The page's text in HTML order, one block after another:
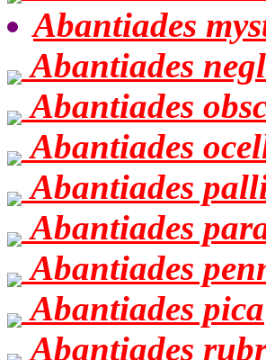
Abantiades
Abantiades
Abantiades
Abantiades
Abantiades
Abantiades
Abantiades
Abantiades pica
Abantiades